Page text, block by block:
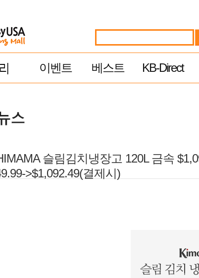
이벤트 베스트 KB-Direct
슬림김치냉장고 120L 금속
>$1,092.49(결제시)